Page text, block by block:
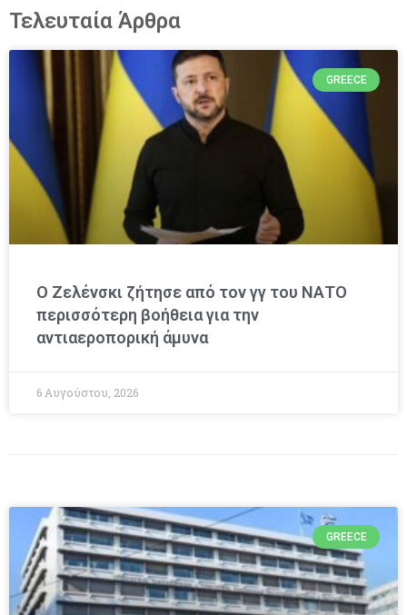
Τελευταία Άρθρα
GREECE
Ο Ζελένσκι ζήτησε από τον γγ του ΝΑΤΟ
περισσότερη βοήθεια για την
αντιαεροπορική άμυνα
6 Αυγούστου, 2026
GREECE